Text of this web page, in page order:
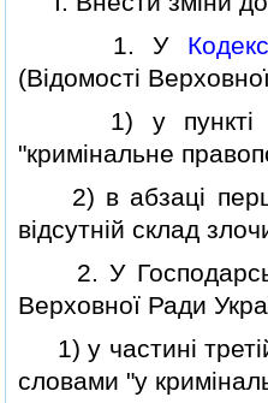
1. У
(Вiдомостi
1) у
"кримiнальне
2) в абзацi
вiдсутнiй склад
2. У
Верховної Ради
1) у частинi
словами "у